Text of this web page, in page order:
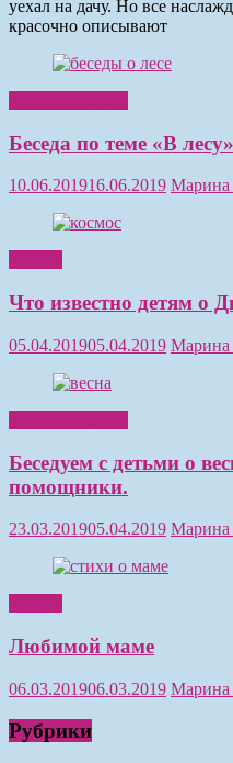
уехал на дачу. Но все
красочно описывают
Беседа по теме «В лесу»
10.06.201916.06.2019 Марина
Что известно детям о
05.04.201905.04.2019 Марина
Беседуем с детьми о
помощники.
23.03.201905.04.2019 Марина
Любимой маме
06.03.201906.03.2019 Марина
Рубрики